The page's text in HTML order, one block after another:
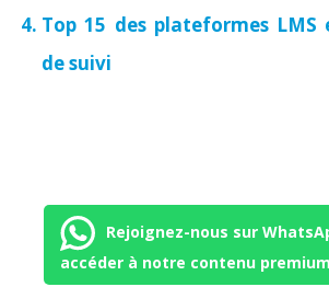
Top 15 des plateformes LMS
de suivi
Rejoignez-nous sur
accéder à notre contenu premium